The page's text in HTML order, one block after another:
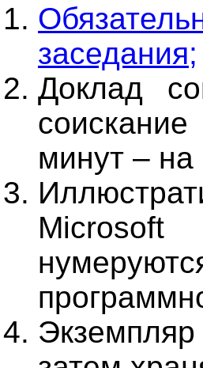
заседания;
Доклад
минут – на
Microsoft